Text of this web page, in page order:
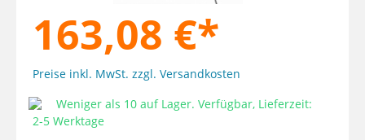
163,08 €*
Preise inkl. MwSt. zzgl. Versandkosten
Weniger als 10 auf Lager. Verfügbar, Lieferzeit:
2-5 Werktage